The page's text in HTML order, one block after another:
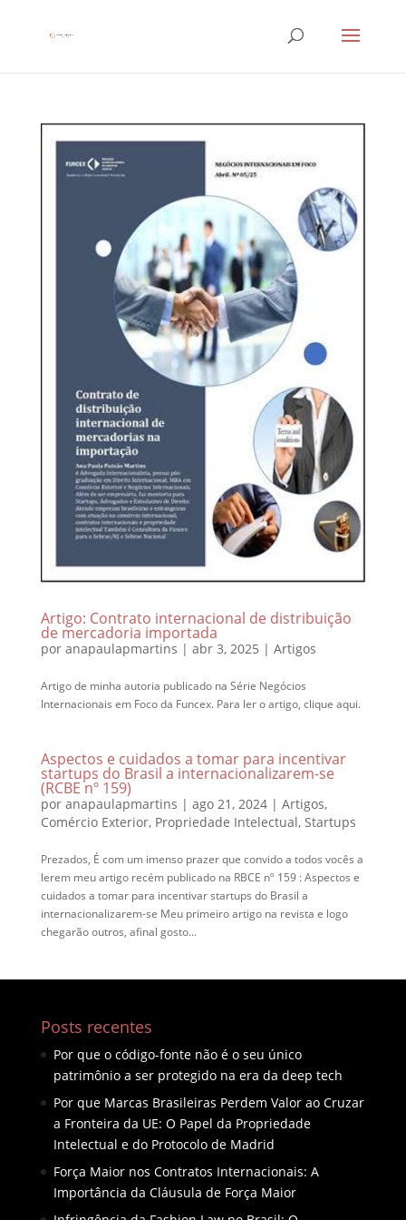
Artigo: Contrato internacional de distribuição
de mercadoria importada
por anapaulapmartins | abr 3, 2025 | Artigos
Artigo de minha autoria publicado na Série Negócios
Internacionais em Foco da Funcex. Para ler o artigo, clique aqui.
Aspectos e cuidados a tomar para incentivar
startups do Brasil a internacionalizarem-se
(RCBE nº 159)
por anapaulapmartins | ago 21, 2024| Artigos,
Comércio Exterior, Propriedade Intelectual, Startups
Prezados, É com um imenso prazer que convido a todos vocês a
lerem meu artigo recém publicado na RBCE nº 159 : Aspectos e
cuidados a tomar para incentivar startups do Brasil a
internacionalizarem-se Meu primeiro artigo na revista e logo
chegarão outros, afinal gosto...
Posts recentes
Por que o código-fonte não é o seu único
patrimônio a ser protegido na era da deep tech
Por que Marcas Brasileiras Perdem Valor ao Cruzar
a Fronteira da UE: O Papel da Propriedade
Intelectual e do Protocolo de Madrid
Força Maior nos Contratos Internacionais: A
Importância da Cláusula de Força Maior